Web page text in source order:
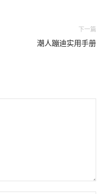
下一篇
潮人蹦迪实用手册